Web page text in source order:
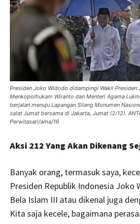
Presiden Joko Widodo didampingi Wakil Presiden
Menkopolhukam Wiranto dan Menteri Agama
berjalan menuju Lapangan Silang Monumen
salat Jumat bersama di Jakarta, Jumat (2/12).
Perwitasari/ama/16
Aksi 212 Yang Akan Dikenang
Banyak orang, termasuk saya,
Presiden Republik Indonesia Joko
Bela Islam III atau dikenal juga
Kita saja kecele, bagaimana